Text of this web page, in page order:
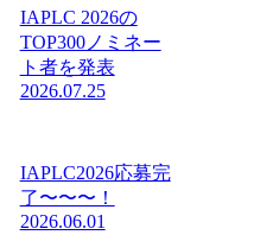
IAPLC 2026の
TOP300ノミネー
ト者を発表
2026.07.25
IAPLC2026応募完
了〜〜〜！
2026.06.01